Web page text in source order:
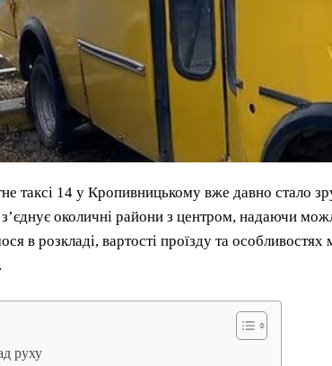
таксі 14 у Кропивницькому вже давно стало
околичні райони з центром, надаючи
в розкладі, вартості проїзду та
руху